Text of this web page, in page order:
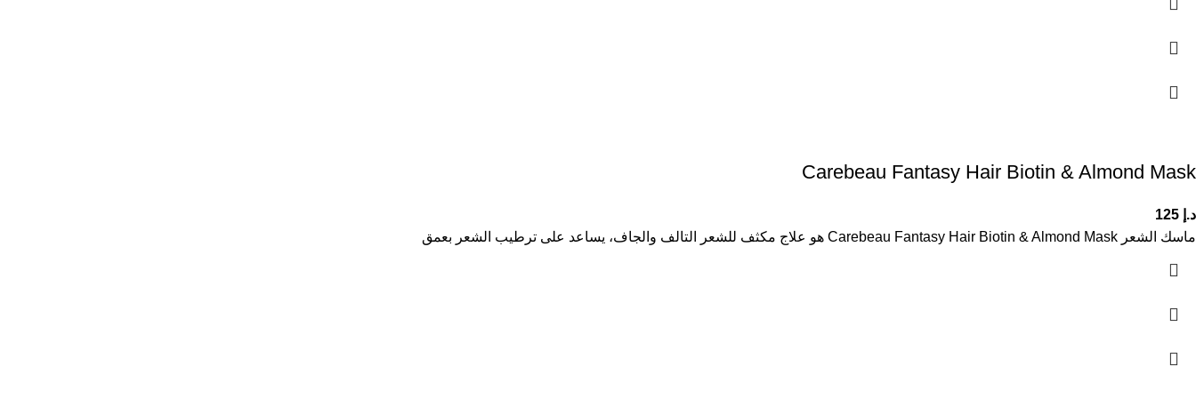
Carebeau Fantasy Hair Biotin & Almond Mask
د.إ
ماسك الشعر Carebeau Fantasy Hair Biotin & Almond Mask هو علاج مكثف للشعر التالف والجاف، يساعد على ترطيب الشعر بعمق